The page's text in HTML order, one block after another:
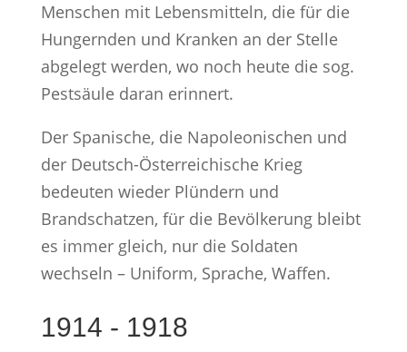
Menschen mit Lebensmitteln, die für die
Hungernden und Kranken an der Stelle
abgelegt werden, wo noch heute die sog.
Pestsäule daran erinnert.
Der Spanische, die Napoleonischen und
der Deutsch-Österreichische Krieg
bedeuten wieder Plündern und
Brandschatzen, für die Bevölkerung bleibt
es immer gleich, nur die Soldaten
wechseln – Uniform, Sprache, Waffen.
1914 - 1918